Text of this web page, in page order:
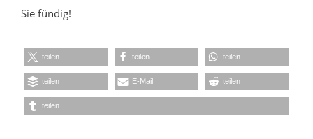
Sie fündig!
teilen teilen teilen
teilen E-Mail teilen
teilen